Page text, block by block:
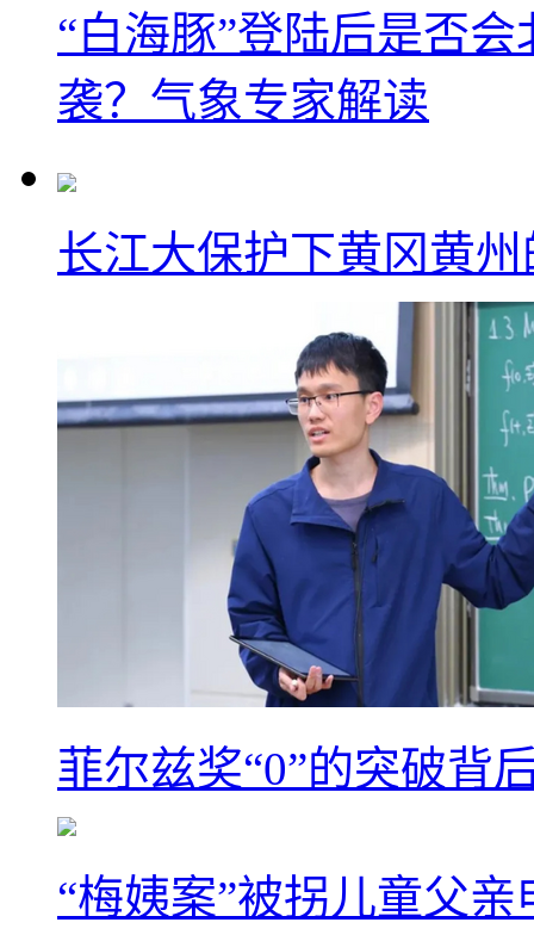
“白海豚”登陆后是否
袭？气象专家解读
长江大保护下黄冈黄
菲尔兹奖“0”的突破背
“梅姨案”被拐儿童父